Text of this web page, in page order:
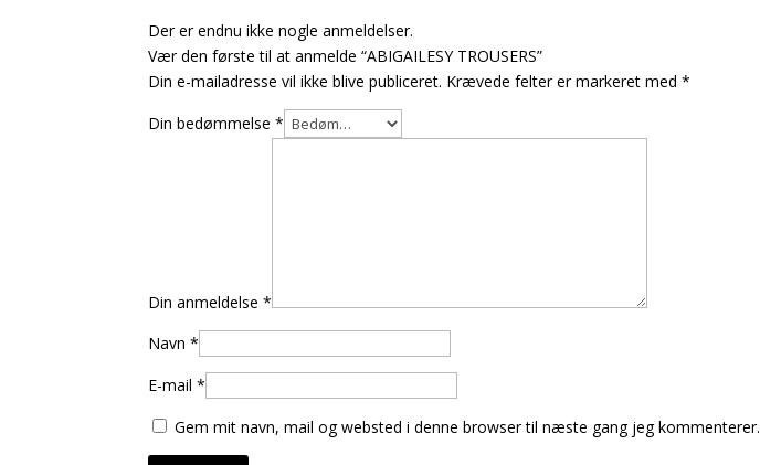
Der er endnu ikke nogle anmeldelser.
Vær den første til at anmelde “ABIGAILESY TROUSERS”
Din e-mailadresse vil ikke blive publiceret. Krævede felter er markeret med*
Din bedømmelse*
Din anmeldelse*
Navn*
E-mail*
Gem mit navn, mail og websted i denne browser til næste gang jeg kommenterer.